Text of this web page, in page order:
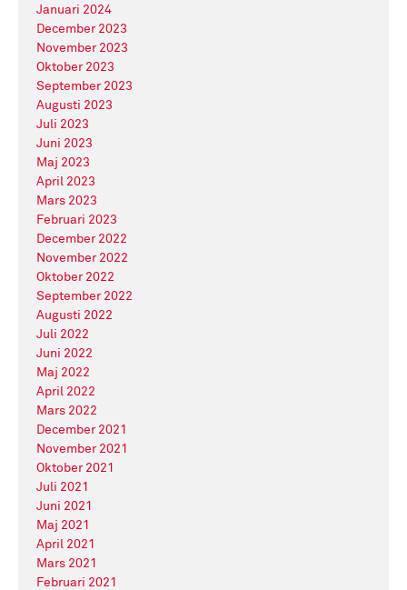
Januari 2024
December 2023
November 2023
Oktober 2023
September 2023
Augusti 2023
Juli 2023
Juni 2023
Maj 2023
April 2023
Mars 2023
Februari 2023
December 2022
November 2022
Oktober 2022
September 2022
Augusti 2022
Juli 2022
Juni 2022
Maj 2022
April 2022
Mars 2022
December 2021
November 2021
Oktober 2021
Juli 2021
Juni 2021
Maj 2021
April 2021
Mars 2021
Februari 2021